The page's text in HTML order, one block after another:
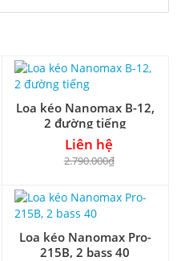
Loa kéo Nanomax B-12,
2 đường tiếng
Liên hệ
2.790.000₫
Loa kéo Nanomax Pro-
215B, 2 bass 40